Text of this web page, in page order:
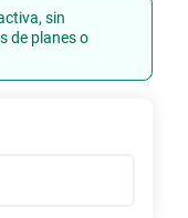
sin
de planes o